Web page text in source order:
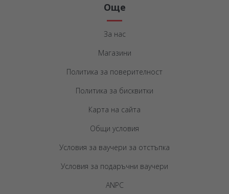
Още
За нас
Магазини
Политика за поверителност
Политика за бисквитки
Карта на сайта
Общи условия
Условия за ваучери за отстъпка
Условия за подаръчни ваучери
ANPC